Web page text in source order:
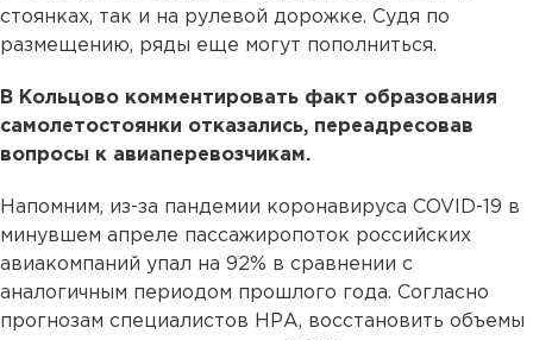
стоянках, так и на рулевой дорожке. Судя по
размещению, ряды еще могут пополниться.
В Кольцово комментировать факт образования
самолетостоянки отказались, переадресовав
вопросы к авиаперевозчикам.
Напомним, из-за пандемии коронавируса COVID-19 в
минувшем апреле пассажиропоток российских
авиакомпаний упал на 92% в сравнении с
аналогичным периодом прошлого года. Согласно
прогнозам специалистов НРА, восстановить объемы